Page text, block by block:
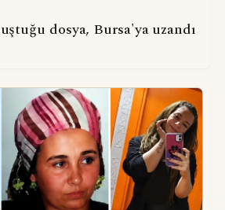
dosya, Bursa'ya uzandı